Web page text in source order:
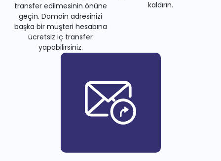
transfer edilmesinin önüne
geçin. Domain adresinizi
başka bir müşteri hesabına
ücretsiz iç transfer
yapabilirsiniz.
kaldırın.